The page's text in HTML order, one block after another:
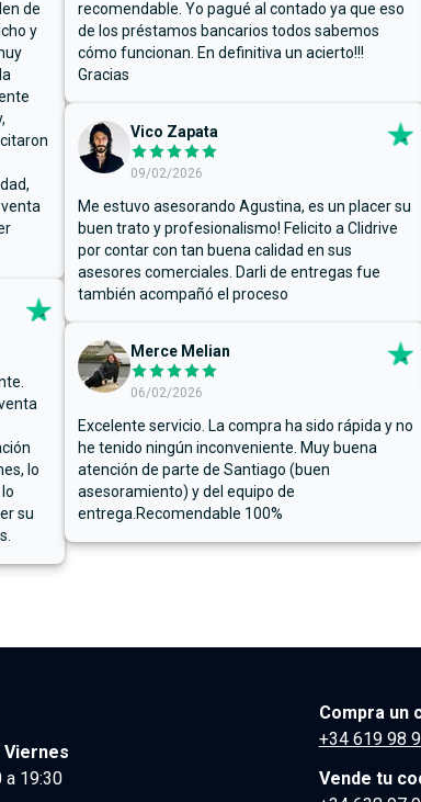
de
y
lo
su
recomendable. Yo pagué al contado ya que eso
de los préstamos bancarios todos sabemos
cómo funcionan. En definitiva un acierto!!!
Gracias
Vico Zapata
09/02/2026
Me estuvo asesorando Agustina, es un placer su
buen trato y profesionalismo! Felicito a Clidrive
por contar con tan buena calidad en sus
asesores comerciales. Darli de entregas fue
también acompañó el proceso
Merce Melian
06/02/2026
Excelente servicio. La compra ha sido rápida y no
he tenido ningún inconveniente. Muy buena
atención de parte de Santiago (buen
asesoramiento) y del equipo de
entrega.Recomendable 100%
Viernes
a 19:30
Compra un
+34 619 98
Vende tu